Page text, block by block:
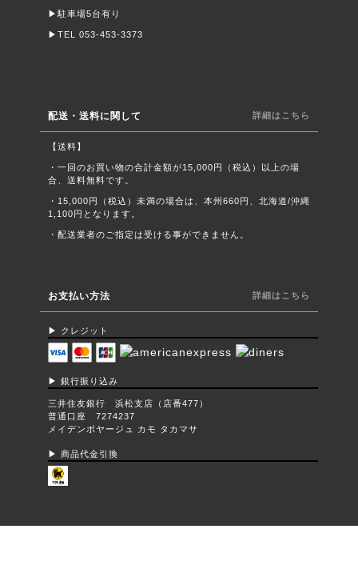
▶︎駐車場5台有り
▶︎TEL 053-453-3373
配送・送料に関して 詳細はこちら
【送料】
・一回のお買い物の合計金額が15,000円（税込）以上の場
合、送料無料です。
・15,000円（税込）未満の場合は、本州660円、北海道/沖縄
1,100円となります。
・配送業者のご指定は受ける事ができません。
お支払い方法 詳細はこちら
▶︎ クレジット
▶︎ 銀行振り込み
三井住友銀行 浜松支店（店番477）
普通口座 7274237
メイデンボヤージュ カモ タカマサ
▶︎ 商品代金引換